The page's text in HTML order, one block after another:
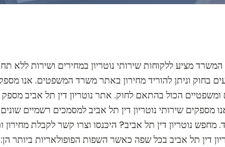
המשרד מציע ללקוחות שירותי נוטריון במחירים ושירות
בחוק וניתן להוריד מחירון באתר משרד המשפטים. אנו
הכול בהתאם לחוק. אתר נוטריון דין תל אביב
שירותי נוטריון דין תל אביב למסמכים רשמיים
מחפש נוטריון דין תל אביב? היכנסו וצרו קשר לקבלת מחירון
דין תל אביב בכל שפה כאשר השפות הפופולאריות ביותר